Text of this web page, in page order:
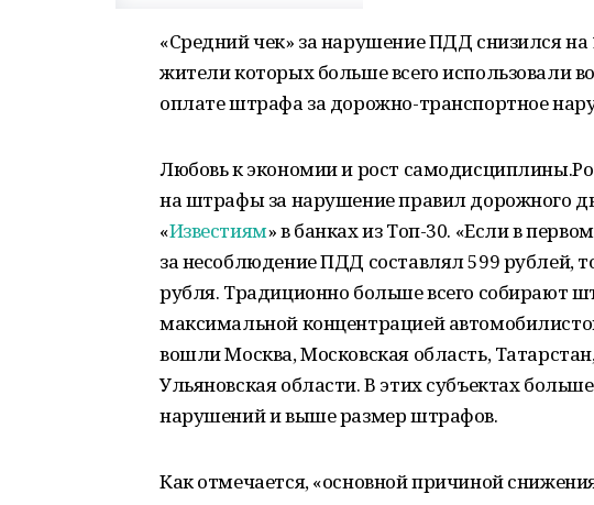
«Средний чек» за нарушение ПДД снизился
жители которых больше всего использовали
оплате штрафа за дорожно-транспортное
Любовь к экономии и рост
на штрафы за нарушение правил дорожного
«Известиям» в банках из Топ-30. «Если в
за несоблюдение ПДД составлял 599 рублей,
рубля. Традиционно больше всего собирают
максимальной концентрацией
вошли Москва, Московская область,
Ульяновская области. В этих субъектах
нарушений и выше размер штрафов.
Как отмечается, «основной причиной